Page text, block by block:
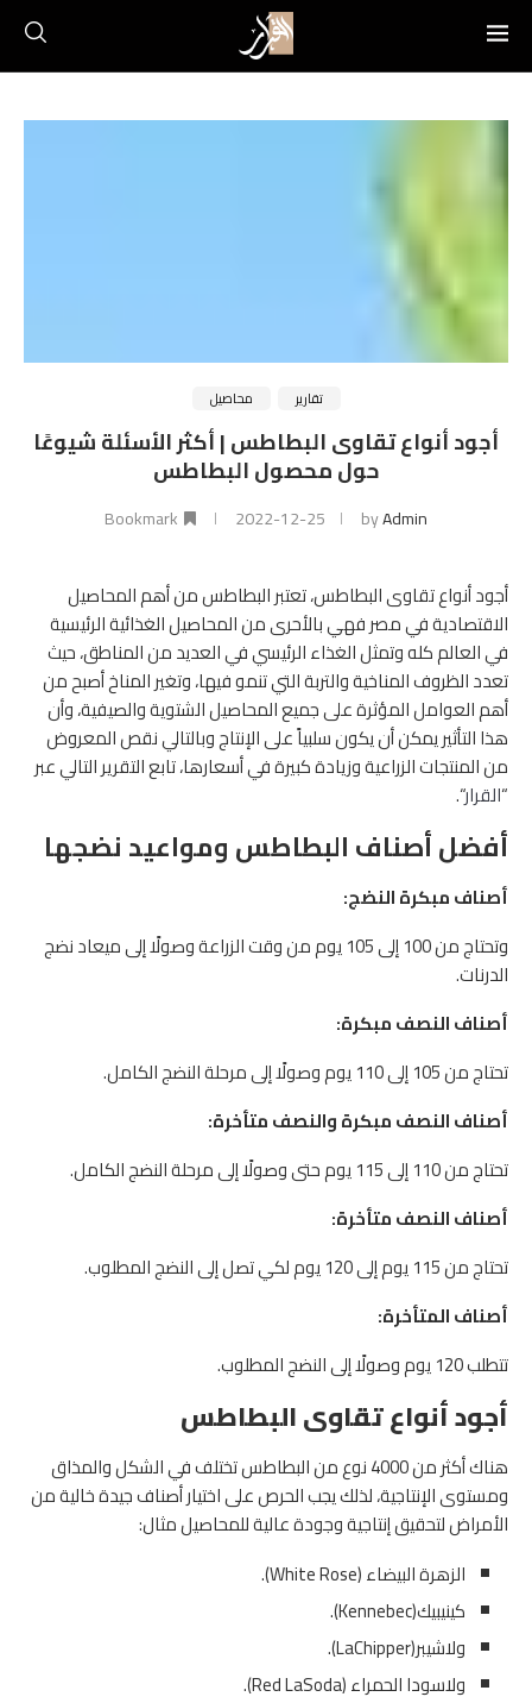
تقارير محاصيل
أجود أنواع تقاوى البطاطس | أكثر الأسئلة شيوعًا
حول محصول البطاطس
byAdmin
2022-12-25
Bookmark
أجود أنواع تقاوى البطاطس، تعتبر البطاطس من أهم المحاصيل
الاقتصادية في مصر فهي بالأحرى من المحاصيل الغذائية الرئيسية
في العالم كله وتمثل الغذاء الرئيسي في العديد من المناطق، حيث
تعدد الظروف المناخية والتربة التي تنمو فيها، وتغير المناخ أصبح من
أهم العوامل المؤثرة على جميع المحاصيل الشتوية والصيفية، وأن
هذا التأثير يمكن أن يكون سلبياً على الإنتاج وبالتالي نقص المعروض
من المنتجات الزراعية وزيادة كبيرة في أسعارها، تابع التقرير التالي عبر
“القرار“.
أفضل أصناف البطاطس ومواعيد نضجها
أصناف مبكرة النضج:
وتحتاج من 100 إلى 105 يوم من وقت الزراعة وصولًا إلى ميعاد نضج
الدرنات.
أصناف النصف مبكرة:
تحتاج من 105 إلى 110 يوم وصولًا إلى مرحلة النضج الكامل.
أصناف النصف مبكرة والنصف متأخرة:
تحتاج من 110 إلى 115 يوم حتى وصولًا إلى مرحلة النضج الكامل.
أصناف النصف متأخرة:
تحتاج من 115 يوم إلى 120 يوم لكي تصل إلى النضج المطلوب.
أصناف المتأخرة:
تتطلب 120 يوم وصولًا إلى النضج المطلوب.
أجود أنواع تقاوى البطاطس
هناك أكثر من 4000 نوع من البطاطس تختلف في الشكل والمذاق
ومستوى الإنتاجية، لذلك يجب الحرص على اختيار أصناف جيدة خالية من
الأمراض لتحقيق إنتاجية وجودة عالية للمحاصيل مثال:
الزهرة البيضاء (White Rose).
كينيبيك(Kennebec).
ولاشيبر(LaChipper).
ولاسودا الحمراء (Red LaSoda).